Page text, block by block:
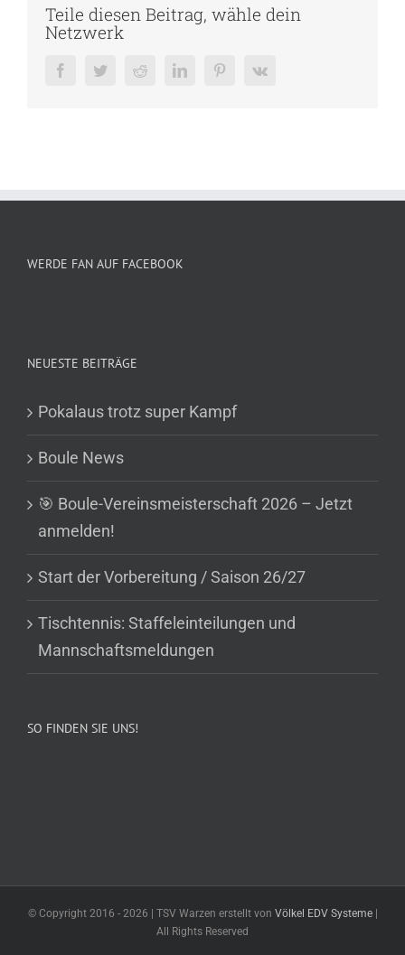
Teile diesen Beitrag, wähle dein
Netzwerk
FacebookTwitterRedditLinkedInPinterestVk
WERDE FAN AUF FACEBOOK
NEUESTE BEITRÄGE
Pokalaus trotz super Kampf
Boule News
🎯 Boule-Vereinsmeisterschaft 2026 – Jetzt
anmelden!
Start der Vorbereitung / Saison 26/27
Tischtennis: Staffeleinteilungen und
Mannschaftsmeldungen
SO FINDEN SIE UNS!
© Copyright 2016 - 2026 | TSV Warzen erstellt von Völkel EDV Systeme|
All Rights Reserved